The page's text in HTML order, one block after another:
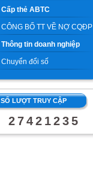
Cấp thẻ ABTC
CÔNG BỐ TT VỀ NỢ CQĐP
Thông tin doanh nghiệp
Chuyển đổi số
SỐ LƯỢT TRUY CẬP
2 7 4 2 1 2 3 5